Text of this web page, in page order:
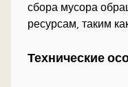
сбора мусора
ресурсам, таким
Технические